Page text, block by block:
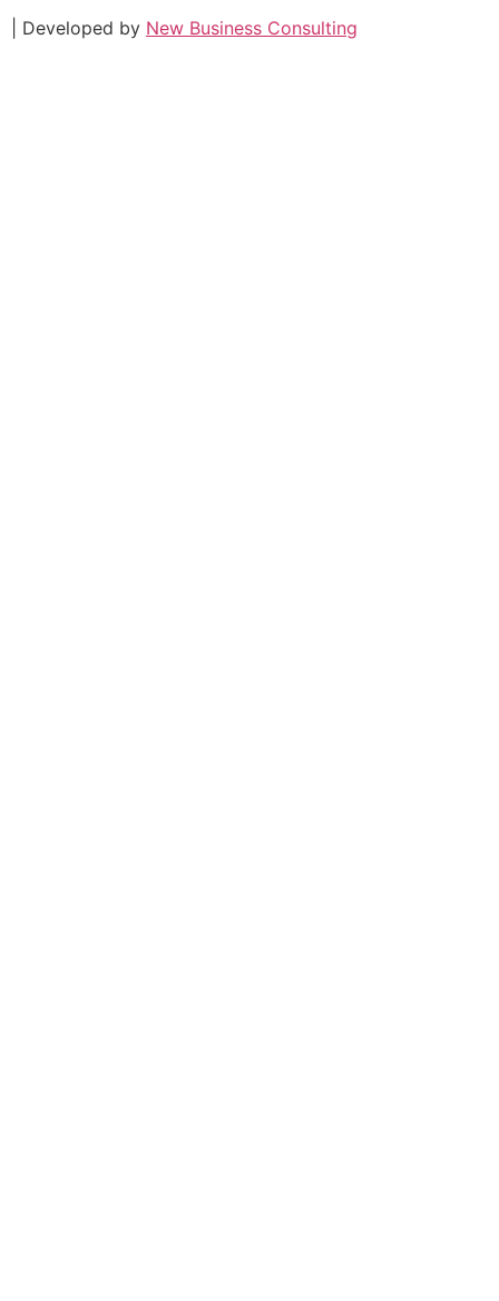
| Developed by New Business Consulting